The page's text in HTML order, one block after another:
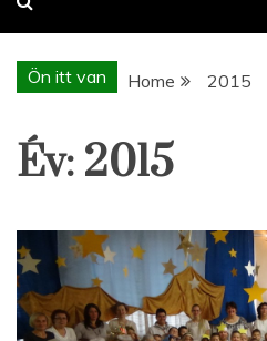
Ön itt van Home 2015
Év: 2015